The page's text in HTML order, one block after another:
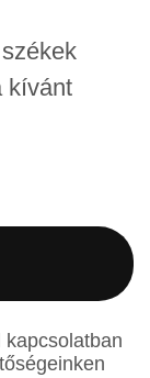
kívánt
kapcsolatban